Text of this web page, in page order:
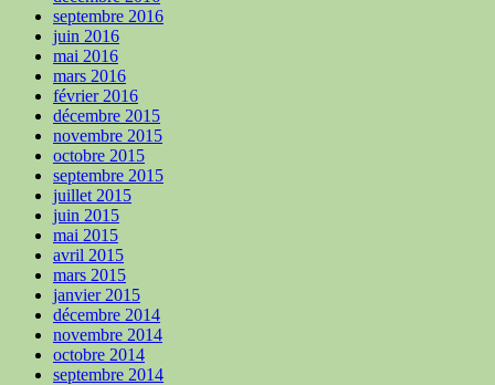
septembre 2016
juin 2016
mai 2016
mars 2016
février 2016
décembre 2015
novembre 2015
octobre 2015
septembre 2015
juillet 2015
juin 2015
mai 2015
avril 2015
mars 2015
janvier 2015
décembre 2014
novembre 2014
octobre 2014
septembre 2014